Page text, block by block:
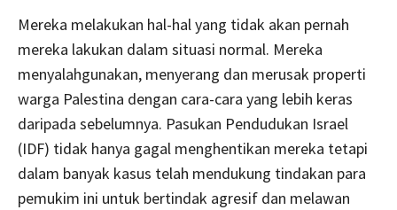
Mereka melakukan hal-hal yang tidak akan pernah
mereka lakukan dalam situasi normal. Mereka
menyalahgunakan, menyerang dan merusak properti
warga Palestina dengan cara-cara yang lebih keras
daripada sebelumnya. Pasukan Pendudukan Israel
(IDF) tidak hanya gagal menghentikan mereka tetapi
dalam banyak kasus telah mendukung tindakan para
pemukim ini untuk bertindak agresif dan melawan